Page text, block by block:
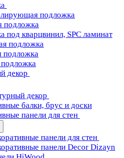
подложка
подложка
под кварцвинил, SPC ламинат
подложка
подложка
декор
декор
балки, брус и доски
панели для стен
панели для стен
панели Decor Dizayn